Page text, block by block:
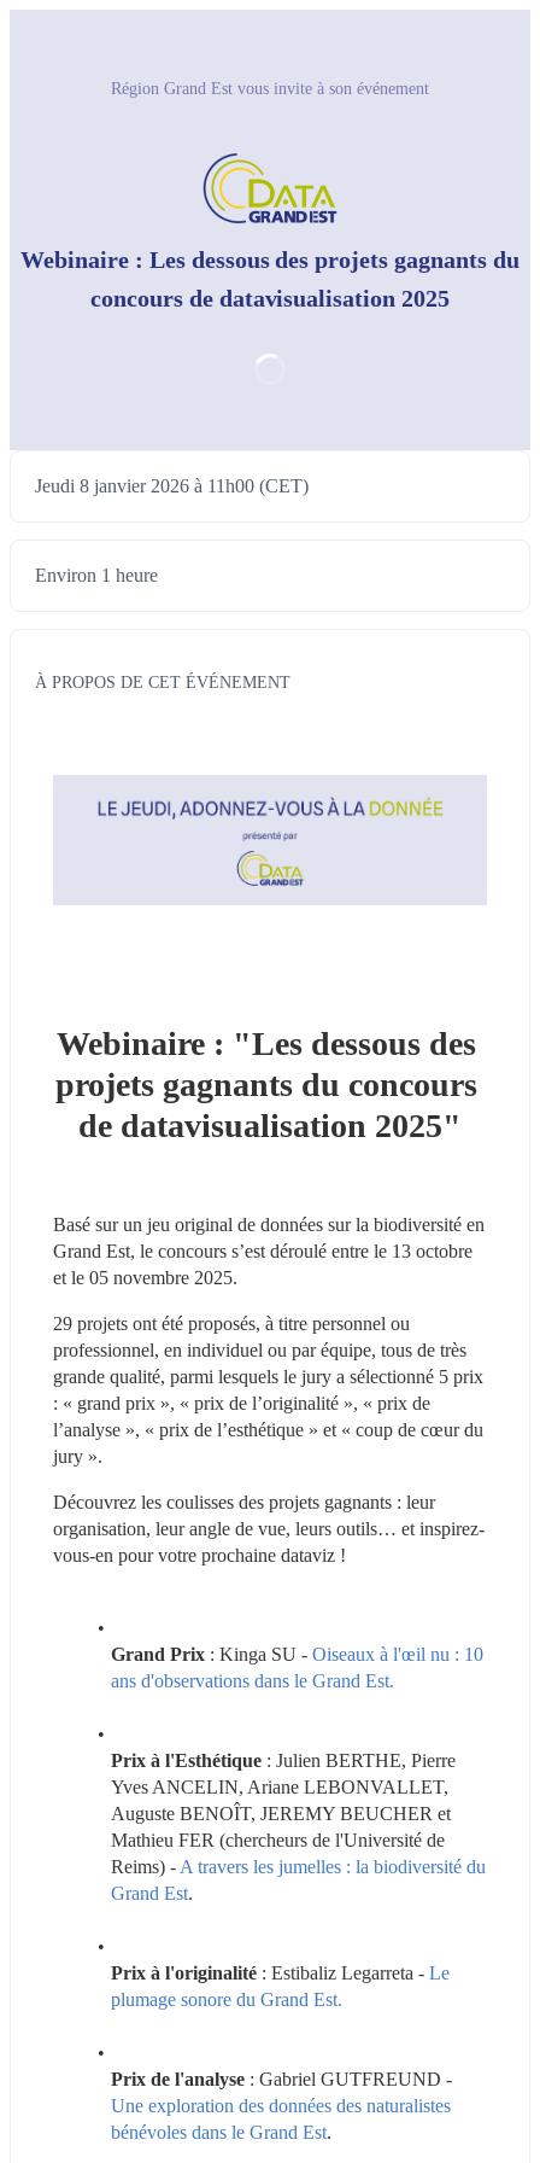
Région Grand Est vous invite à son événement
Webinaire : Les dessous des projets gagnants du
concours de datavisualisation 2025
Jeudi 8 janvier 2026 à 11h00 (CET)
Environ 1 heure
À PROPOS DE CET ÉVÉNEMENT
Webinaire : "Les dessous des
projets gagnants du concours
de datavisualisation 2025"
Basé sur un jeu original de données sur la biodiversité en
Grand Est, le concours s’est déroulé entre le 13 octobre
et le 05 novembre 2025.
29 projets ont été proposés, à titre personnel ou
professionnel, en individuel ou par équipe, tous de très
grande qualité, parmi lesquels le jury a sélectionné 5 prix
: « grand prix », « prix de l’originalité », « prix de
l’analyse », « prix de l’esthétique » et « coup de cœur du
jury ».
Découvrez les coulisses des projets gagnants : leur
organisation, leur angle de vue, leurs outils… et inspirez-
vous-en pour votre prochaine dataviz !
Grand Prix : Kinga SU - Oiseaux à l'œil nu : 10
ans d'observations dans le Grand Est.
Prix à l'Esthétique : Julien BERTHE, Pierre
Yves ANCELIN, Ariane LEBONVALLET,
Auguste BENOÎT, JEREMY BEUCHER et
Mathieu FER (chercheurs de l'Université de
Reims) - A travers les jumelles : la biodiversité du
Grand Est.
Prix à l'originalité : Estibaliz Legarreta - Le
plumage sonore du Grand Est.
Prix de l'analyse
Une exploration des données des naturalistes
bénévoles dans le Grand Est.